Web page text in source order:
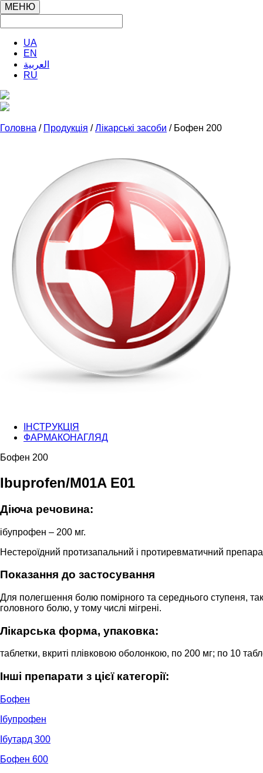
МЕНЮ
UA
EN
العربية
RU
Головна / Продукція /Лікарські засоби / Бофен 200
ІНСТРУКЦІЯ
ФАРМАКОНАГЛЯД
Бофен 200
Ibuprofen/M01A E01
Діюча речовина:
ібупрофен – 200 мг.
Нестероїдний протизапальний і протиревматичний
Показання до застосування
Для полегшення болю помірного та середнього ступеня,
головного болю, у тому числі мігрені.
Лікарська форма, упаковка:
таблетки, вкриті плівковою оболонкою, по 200 мг; по 10
Інші препарати з цієї категорії:
Бофен
Ібупрофен
Ібутард 300
Бофен 600